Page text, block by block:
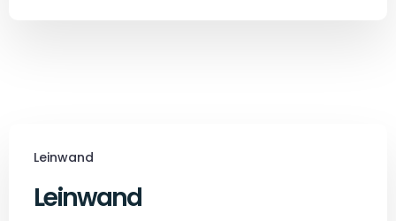
Leinwand
Leinwand